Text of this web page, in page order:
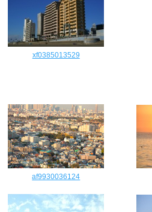
xf0385013529
af9930036124